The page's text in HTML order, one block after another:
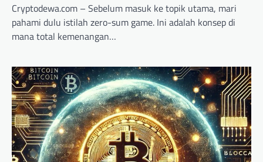
Cryptodewa.com – Sebelum masuk ke topik utama, mari
pahami dulu istilah zero-sum game. Ini adalah konsep di
mana total kemenangan…